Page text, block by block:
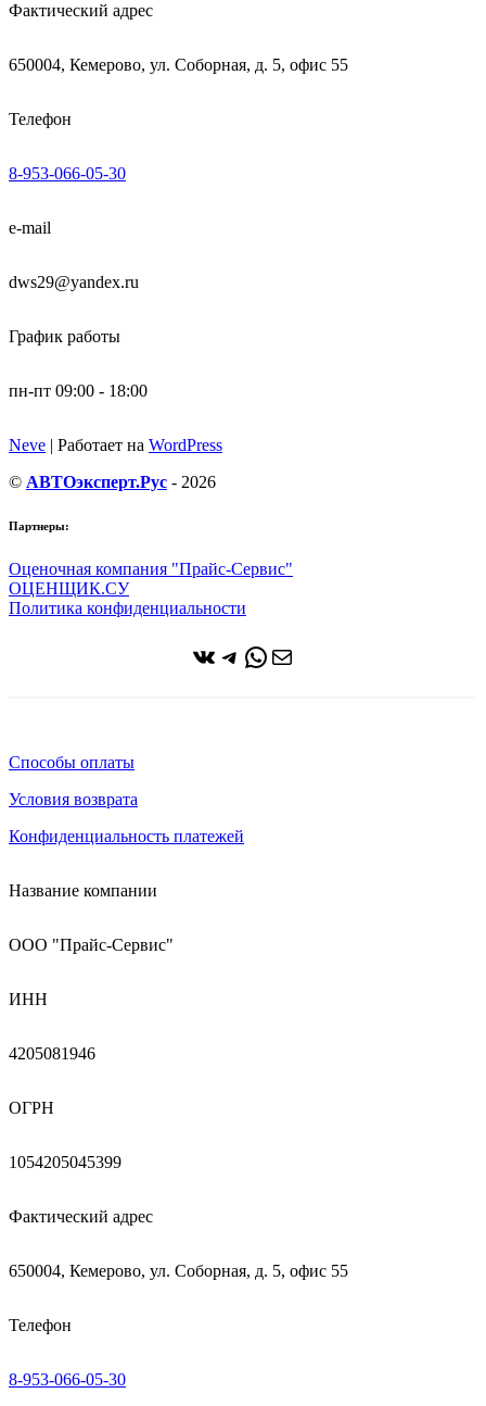
Фактический адрес
650004, Кемерово, ул. Соборная, д. 5, офис 55
Телефон
8-953-066-05-30
e-mail
dws29@yandex.ru
График работы
пн-пт 09:00 - 18:00
Neve | Работает на WordPress
© АВТОэксперт.Рус - 2026
Партнеры:
Оценочная компания "Прайс-Сервис"
ОЦЕНЩИК.СУ
Политика конфиденциальности
ВКонтакте
Telegram
WhatsApp
Почта
Способы оплаты
Условия возврата
Конфиденциальность платежей
Название компании
ООО "Прайс-Сервис"
ИНН
4205081946
ОГРН
1054205045399
Фактический адрес
650004, Кемерово, ул. Соборная, д. 5, офис 55
Телефон
8-953-066-05-30